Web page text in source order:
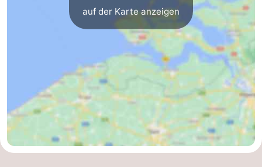
auf der Karte anzeigen